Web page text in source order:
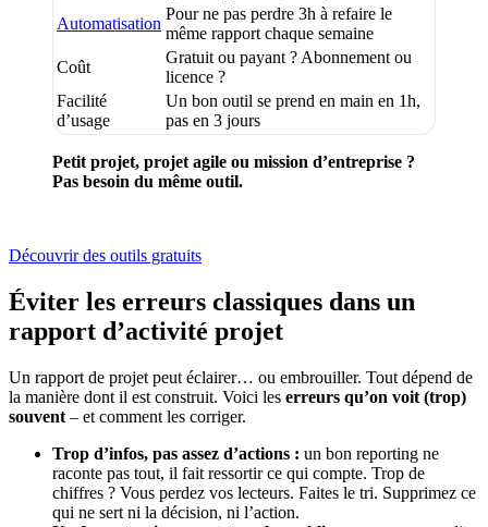
Automatisation
Pour ne pas perdre 3h à refaire le
même rapport chaque semaine
Coût
Gratuit ou payant ? Abonnement ou
licence ?
Facilité
d’usage
Un bon outil se prend en main en 1h,
pas en 3 jours
Petit projet, projet agile ou mission d’entreprise ?
Pas besoin du même outil.
Découvrir des outils gratuits
Éviter les erreurs classiques dans un
rapport d’activité projet
Un rapport de projet peut éclairer… ou embrouiller. Tout dépend de
la manière dont il est construit. Voici les erreurs qu’on voit (trop)
souvent – et comment les corriger.
Trop d’infos, pas assez d’actions : un bon reporting ne
raconte pas tout, il fait ressortir ce qui compte. Trop de
chiffres ? Vous perdez vos lecteurs. Faites le tri. Supprimez ce
qui ne sert ni la décision, ni l’action.